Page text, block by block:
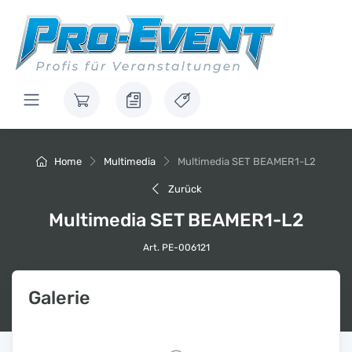
Home Multimedia Multimedia SET BEAMER1-L2
Zurück
Multimedia SET BEAMER1-L2
Art. PE-006121
Galerie